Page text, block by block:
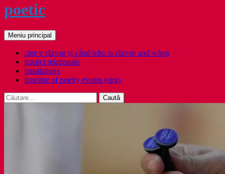
poetic
Caută
Meniu principal
cine e răzvan și când/who is răzvan and when
poetici relaţionale
translations
timeline of poetry events (eng)
Caută
după: